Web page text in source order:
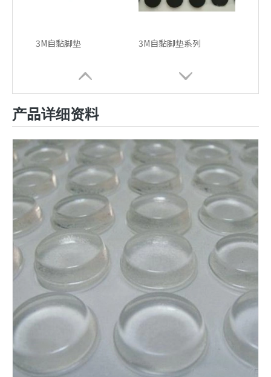
3M自黏脚垫 3M自黏脚垫系列
橡胶平板 3M自黏脚垫
产品详细资料